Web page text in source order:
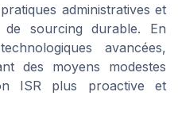
administratives et
sourcing durable. En
avancées,
des moyens modestes
ISR plus proactive et